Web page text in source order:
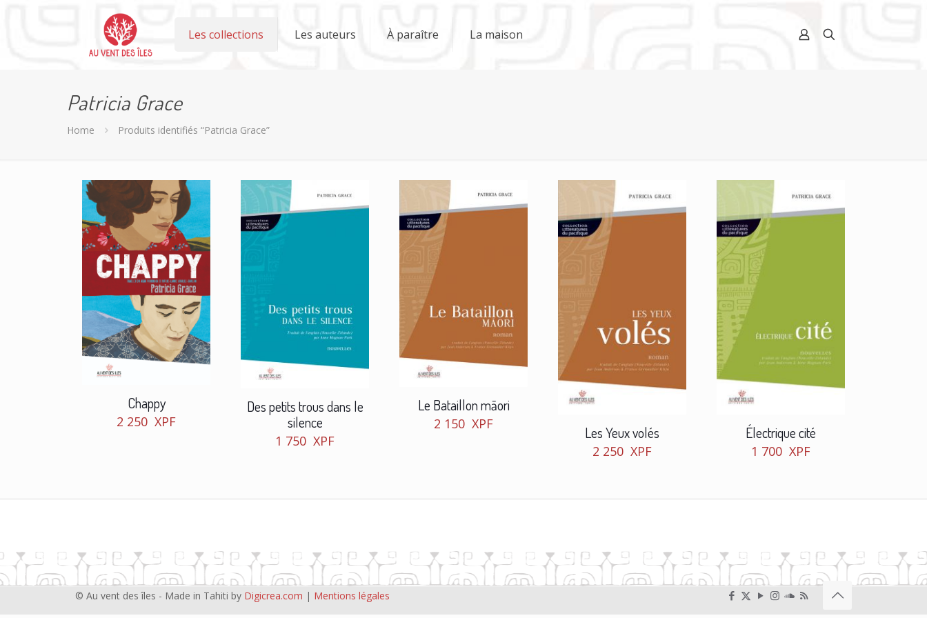
Les collections Les auteurs À paraître La maison
Patricia Grace
Home Produits identifiés “Patricia Grace”
Chappy
2 250 XPF
Des petits trous dans le
silence
1 750 XPF
Le Bataillon māori
2 150 XPF Les Yeux volés
2 250 XPF
Électrique cité
1 700 XPF
© Au vent des îles - Made in Tahiti by Digicrea.com | Mentions légales